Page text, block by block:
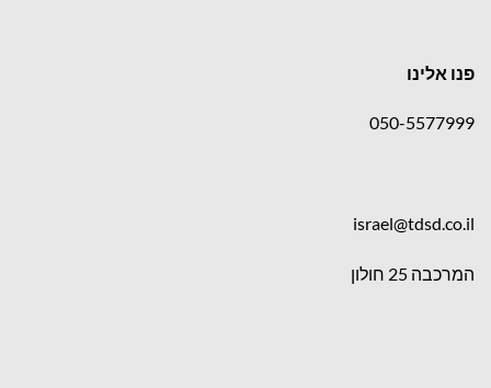
פנו אלינו
050-5577999
israel@tdsd.co.il
המרכבה 25 חולון